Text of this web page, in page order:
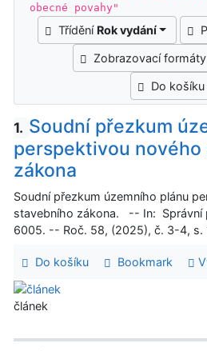
obecné povahy"
Třídění Rok vydání
Zobrazovací formáty
Do košíku
1. Soudní přezkum
perspektivou nového
zákona
Soudní přezkum územního plánu
stavebního zákona. -- In: Správní
6005. -- Roč. 58, (2025), č. 3-4, s.
Do košíku Bookmark
článek